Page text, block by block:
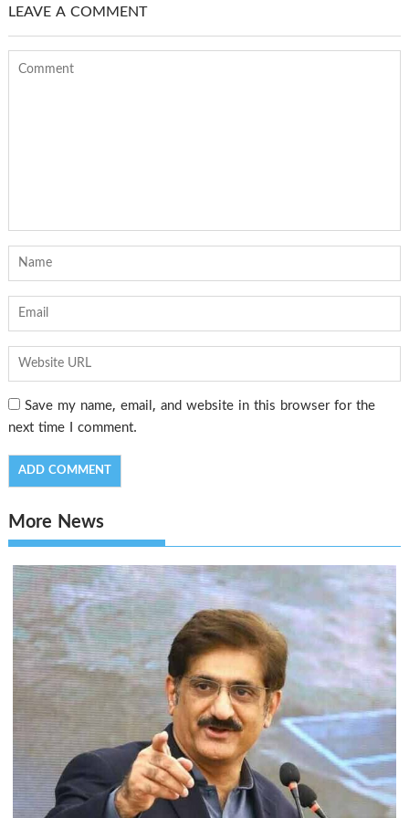
LEAVE A COMMENT
Save my name, email, and website in this browser for the
next time I comment.
More News